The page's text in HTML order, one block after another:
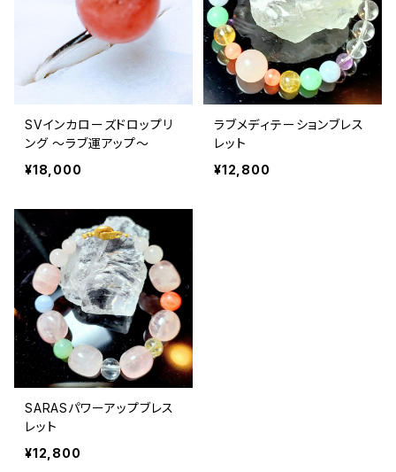
SVインカローズドロップリ
ング ～ラブ運アップ～
¥18,000
ラブメディテーションブレス
レット
¥12,800
SARASパワーアップブレス
レット
¥12,800